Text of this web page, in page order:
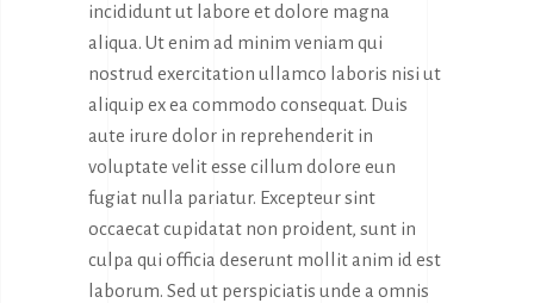
incididunt ut labore et dolore magna
aliqua. Ut enim ad minim veniam qui
nostrud exercitation ullamco laboris nisi ut
aliquip ex ea commodo consequat. Duis
aute irure dolor in reprehenderit in
voluptate velit esse cillum dolore eun
fugiat nulla pariatur. Excepteur sint
occaecat cupidatat non proident, sunt in
culpa qui officia deserunt mollit anim id est
laborum. Sed ut perspiciatis unde a omnis